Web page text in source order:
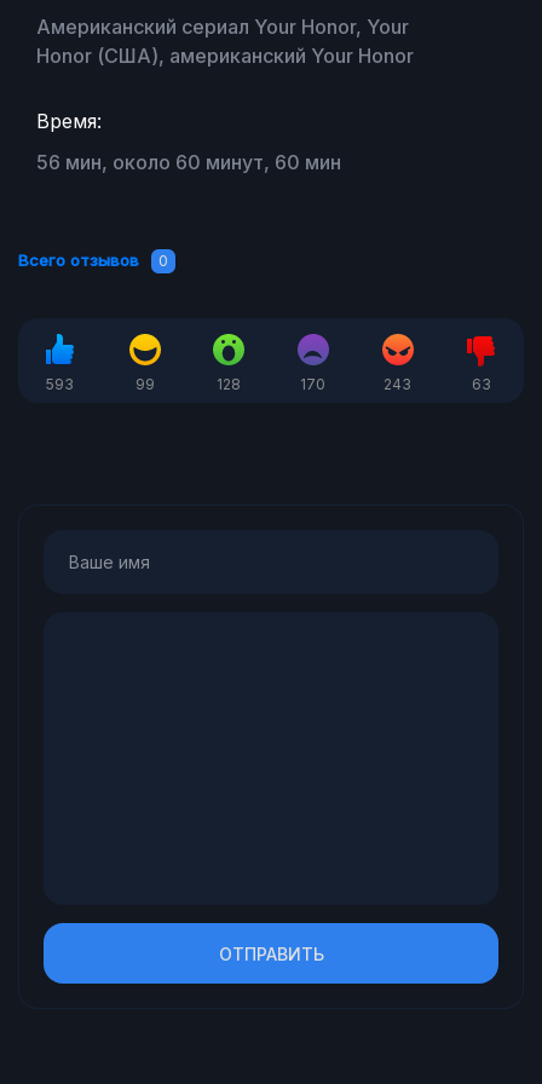
Американский сериал Your Honor, Your
Honor (США), американский Your Honor
Время:
56 мин, около 60 минут, 60 мин
Всего отзывов 0
593 99 128 170 243 63
ОТПРАВИТЬ